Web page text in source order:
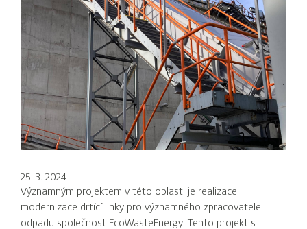
25. 3. 2024
Významným projektem v této oblasti je realizace
modernizace drtící linky pro významného zpracovatele
odpadu společnost EcoWasteEnergy. Tento projekt s